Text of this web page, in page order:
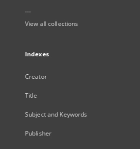
...
View all collections
Indexes
Creator
Title
Subject and Keywords
Publisher